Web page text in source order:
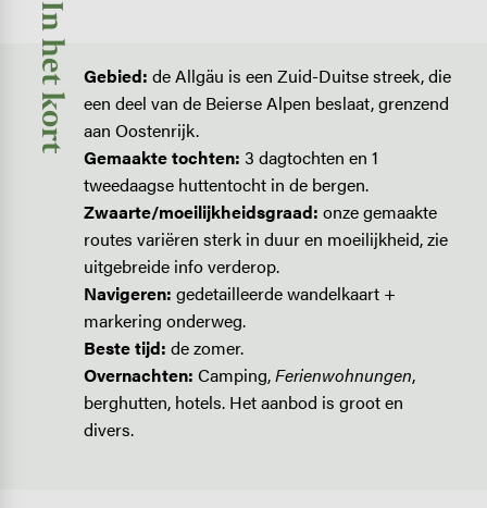
In het kort Gebied: de Allgäu is een Zuid-Duitse streek, die
een deel van de Beierse Alpen beslaat, grenzend
aan Oostenrijk.
Gemaakte tochten: 3 dagtochten en 1
tweedaagse huttentocht in de bergen.
Zwaarte/moeilijkheidsgraad: onze gemaakte
routes variëren sterk in duur en moeilijkheid, zie
uitgebreide info verderop.
Navigeren: gedetailleerde wandelkaart +
markering onderweg.
Beste tijd: de zomer.
Overnachten: Camping,Ferienwohnungen,
berghutten, hotels. Het aanbod is groot en
divers.